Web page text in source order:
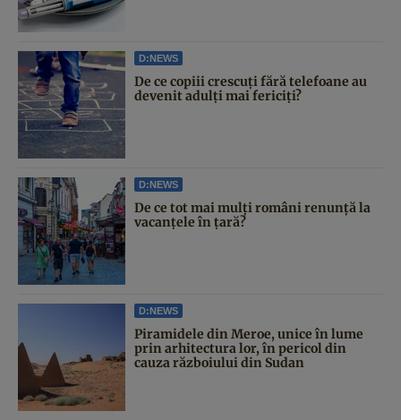
D:NEWS
De ce copiii crescuți fără telefoane au
devenit adulți mai fericiți?
D:NEWS
De ce tot mai mulți români renunță la
vacanțele în țară?
D:NEWS
Piramidele din Meroe, unice în lume
prin arhitectura lor, în pericol din
cauza războiului din Sudan